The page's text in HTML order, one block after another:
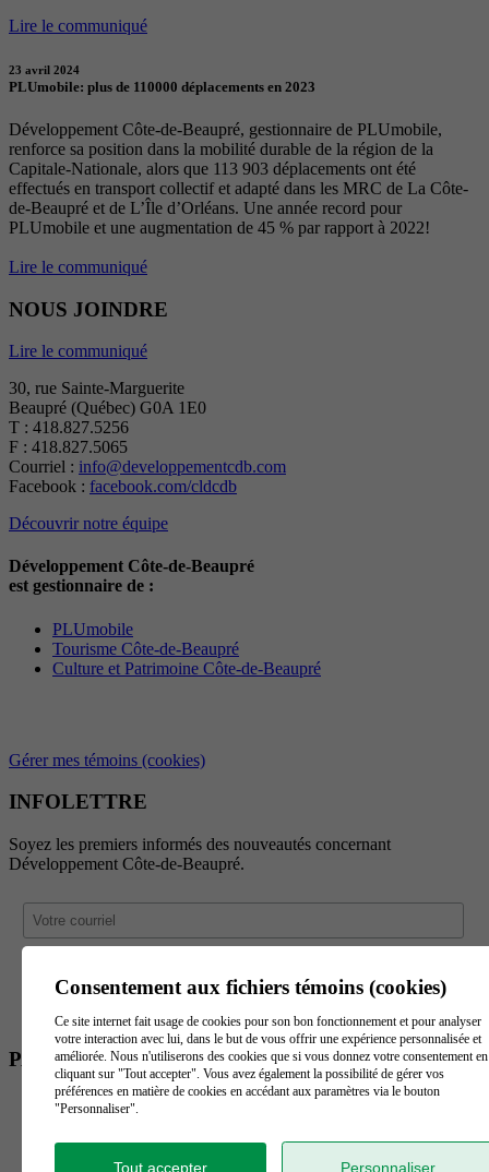
Lire le communiqué
23 avril 2024
PLUmobile: plus de 110000 déplacements en 2023
Développement Côte-de-Beaupré, gestionnaire de PLUmobile,
renforce sa position dans la mobilité durable de la région de la
Capitale-Nationale, alors que 113 903 déplacements ont été
effectués en transport collectif et adapté dans les MRC de La Côte-
de-Beaupré et de L’Île d’Orléans. Une année record pour
PLUmobile et une augmentation de 45 % par rapport à 2022!
Lire le communiqué
NOUS JOINDRE
Lire le communiqué
30, rue Sainte-Marguerite
Beaupré (Québec) G0A 1E0
T : 418.827.5256
F : 418.827.5065
Courriel : info@developpementcdb.com
Facebook : facebook.com/cldcdb
Découvrir notre équipe
Développement Côte-de-Beaupré
est gestionnaire de :
PLUmobile
Tourisme Côte-de-Beaupré
Culture et Patrimoine Côte-de-Beaupré
Gérer mes témoins (cookies)
INFOLETTRE
Soyez les premiers informés des nouveautés concernant
Développement Côte-de-Beaupré.
PARTENAIRES
Consentement aux fichiers témoins (cookies)
Ce site internet fait usage de cookies pour son bon fonctionnement et pour analyser
votre interaction avec lui, dans le but de vous offrir une expérience personnalisée et
améliorée. Nous n'utiliserons des cookies que si vous donnez votre consentement en
cliquant sur "Tout accepter". Vous avez également la possibilité de gérer vos
préférences en matière de cookies en accédant aux paramètres via le bouton
"Personnaliser".
Tout accepter Personnaliser